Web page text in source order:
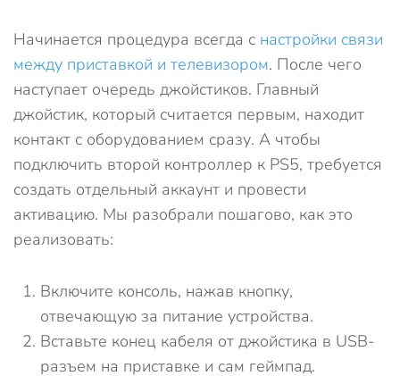
Начинается процедура всегда с настройки связи
между приставкой и телевизором. После чего
наступает очередь джойстиков. Главный
джойстик, который считается первым, находит
контакт с оборудованием сразу. А чтобы
подключить второй контроллер к PS5, требуется
создать отдельный аккаунт и провести
активацию. Мы разобрали пошагово, как это
реализовать:
Включите консоль, нажав кнопку,
отвечающую за питание устройства.
Вставьте конец кабеля от джойстика в USB-
разъем на приставке и сам геймпад.